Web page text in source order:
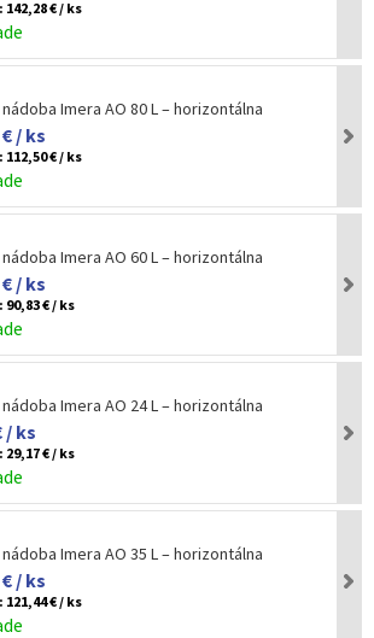
142,28 € / ks
Imera AO 80 L – horizontálna
/ ks
112,50 € / ks
Imera AO 60 L – horizontálna
/ ks
90,83 € / ks
Imera AO 24 L – horizontálna
/ ks
29,17 € / ks
Imera AO 35 L – horizontálna
/ ks
121,44 € / ks